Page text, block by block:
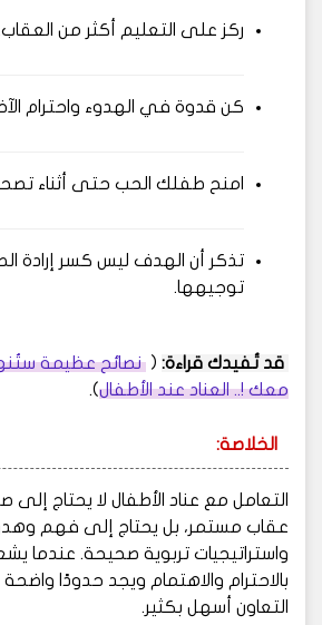
ركز على التعليم أكثر من العقاب.
كن قدوة في الهدوء واحترام
امنح طفلك الحب حتى أثناء
تذكر أن الهدف ليس كسر إرادة
توجيهها.
قد تُفيدك قراءة: ( نصائح عظيمة
معك !.. العناد عند الأطفال).
الخلاصة:
التعامل مع عناد الأطفال لا يحتاج إلى
عقاب مستمر، بل يحتاج إلى فهم
واستراتيجيات تربوية صحيحة. عندما
بالاحترام والاهتمام ويجد حدودًا واضحة
التعاون أسهل بكثير.